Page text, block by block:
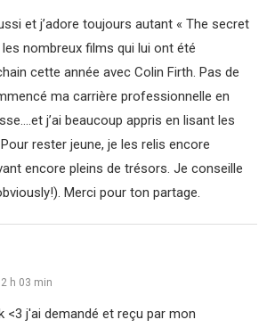
et j’adore toujours autant « The secret
nombreux films qui lui ont été
cette année avec Colin Firth. Pas de
ma carrière professionnelle en
j’ai beaucoup appris en lisant les
rester jeune, je les relis encore
encore pleins de trésors. Je conseille
Merci pour ton partage.
h 03 min
<3 j'ai demandé et reçu par mon